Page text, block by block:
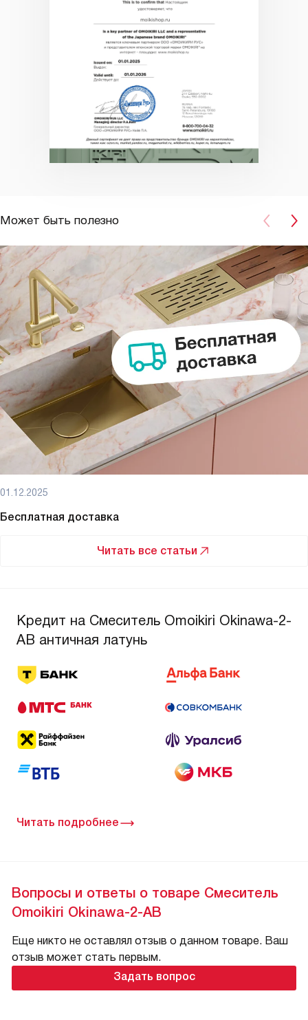
Может быть полезно
01.12.2025
Бесплатная доставка
Читать все статьи
Кредит на Смеситель Omoikiri Okinawa-2-
AB античная латунь
Читать подробнее
Вопросы и ответы о товаре Смеситель
Omoikiri Okinawa-2-AB
Еще никто не оставлял отзыв о данном товаре. Ваш
отзыв может стать первым.
Задать вопрос